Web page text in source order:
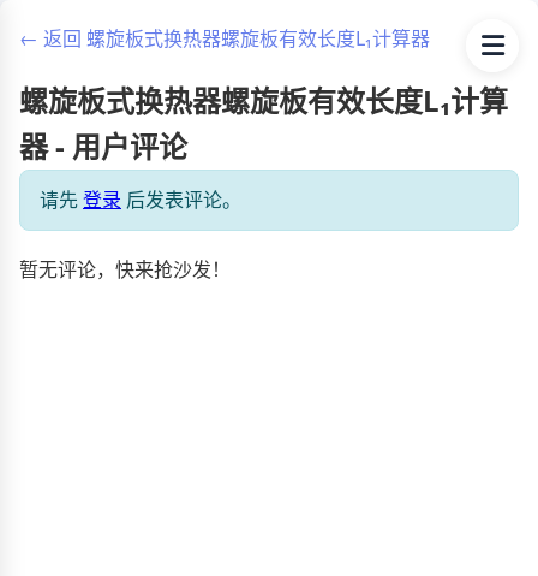
← 返回 螺旋板式换热器螺旋板有效长度L₁计算器
螺旋板式换热器螺旋板有效长度L₁计算
器 - 用户评论
请先登录 后发表评论。
暂无评论，快来抢沙发！